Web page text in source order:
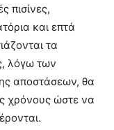
πισίνες,
και επτά
τα
λόγω των
αποστάσεων, θα
χρόνους ώστε να